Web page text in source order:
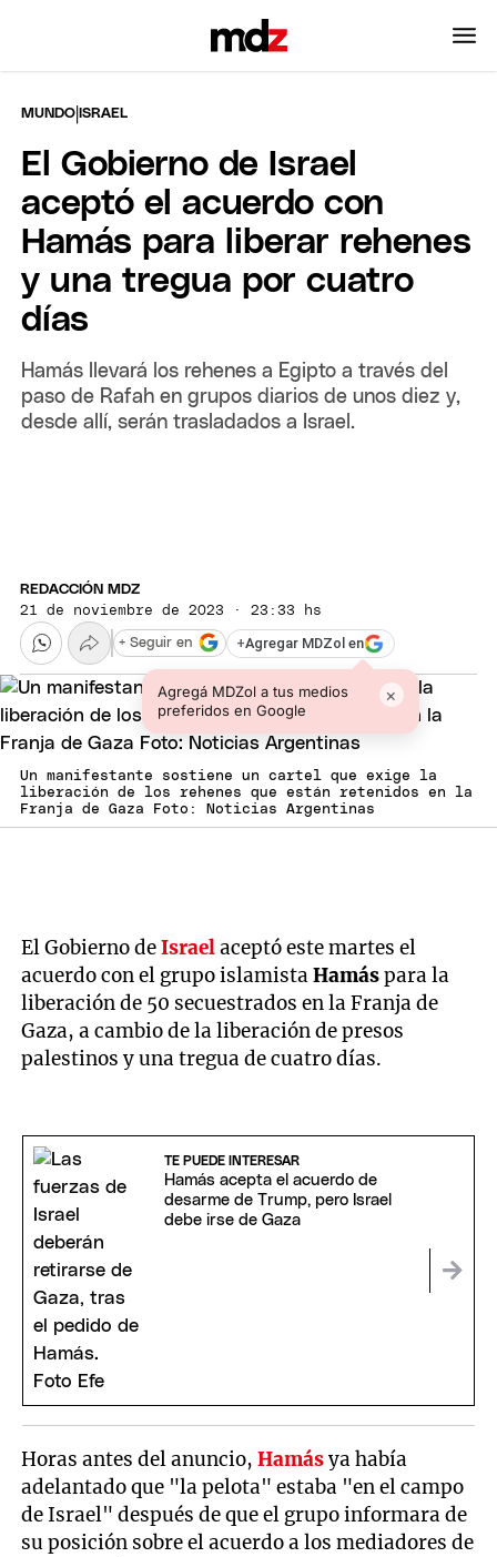
MUNDO | ISRAEL
El Gobierno de Israel
aceptó el acuerdo con
Hamás para liberar rehenes
y una tregua por cuatro
días
Hamás llevará los rehenes a Egipto a través del
paso de Rafah en grupos diarios de unos diez y,
desde allí, serán trasladados a Israel.
REDACCIÓN MDZ
21 de noviembre de 2023 · 23:33 hs
+Agregar MDZol en
Agregá MDZol a tus medios
preferidos en Google
×
+ Seguir en
Un manifestante sostiene un cartel que exige la
liberación de los rehenes que están retenidos en la
Franja de Gaza Foto: Noticias Argentinas
El Gobierno deIsraelaceptó este martes el
acuerdo con el grupo islamistaHamáspara la
liberación de 50 secuestrados en la Franja de
Gaza, a cambio de la liberación de presos
palestinos y una tregua de cuatro días.
TE PUEDE INTERESAR
Hamás acepta el acuerdo de
desarme de Trump, pero Israel
debe irse de Gaza
Horas antes del anuncio,Hamásya había
adelantado que "la pelota" estaba "en el campo
de Israel" después de que el grupo informara de
su posición sobre el acuerdo a los mediadores de